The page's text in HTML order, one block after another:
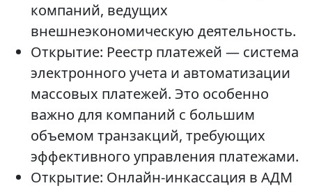
компаний, ведущих
внешнеэкономическую деятельность.
Открытие: Реестр платежей — система
электронного учета и автоматизации
массовых платежей. Это особенно
важно для компаний с большим
объемом транзакций, требующих
эффективного управления платежами.
Открытие: Онлайн-инкассация в АДМ